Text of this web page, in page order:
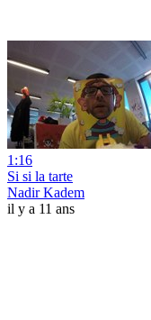
1:16
Si si la tarte
Nadir Kadem
il y a 11 ans